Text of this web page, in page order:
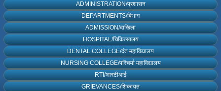
ADMINISTRATION/प्रशासन
DEPARTMENTS/विभाग
ADMISSION/दाखिला
HOSPITAL/चिकित्सालय
DENTAL COLLEGE/दंत महाविद्यालय
NURSING COLLEGE/परिचर्या महाविद्यालय
RTI/आरटीआई
GRIEVANCES/शिकायत